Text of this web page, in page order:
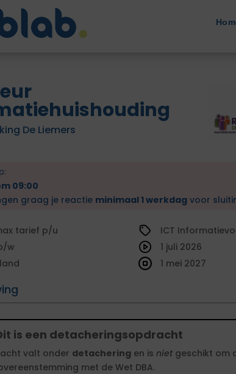
De Liemers
09:00
graag je reactie minimaal 1 werkdag voor
tarief
ICT
1 juli 2026
1 mei 2027
is een detacheringsopdracht
valt onder detachering en is niet geschikt om
met de Wet DBA.